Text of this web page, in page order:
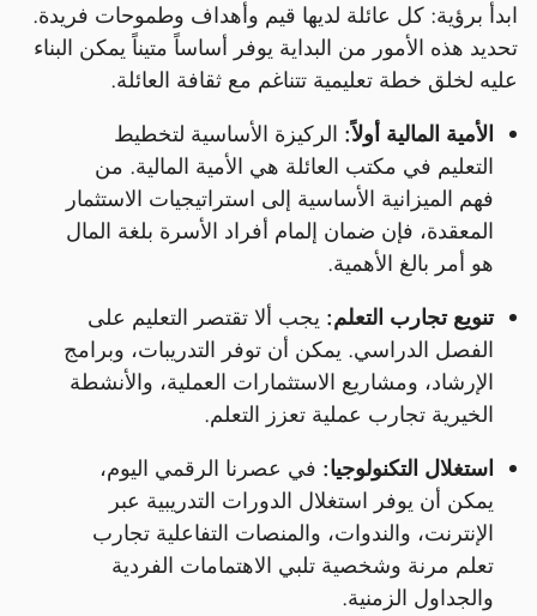
ابدأ برؤية: كل عائلة لديها قيم وأهداف وطموحات فريدة.
تحديد هذه الأمور من البداية يوفر أساساً متيناً يمكن البناء
عليه لخلق خطة تعليمية تتناغم مع ثقافة العائلة.
الأمية المالية أولاً: الركيزة الأساسية لتخطيط
التعليم في مكتب العائلة هي الأمية المالية. من
فهم الميزانية الأساسية إلى استراتيجيات الاستثمار
المعقدة، فإن ضمان إلمام أفراد الأسرة بلغة المال
هو أمر بالغ الأهمية.
تنويع تجارب التعلم: يجب ألا تقتصر التعليم على
الفصل الدراسي. يمكن أن توفر التدريبات، وبرامج
الإرشاد، ومشاريع الاستثمارات العملية، والأنشطة
الخيرية تجارب عملية تعزز التعلم.
استغلال التكنولوجيا: في عصرنا الرقمي اليوم،
يمكن أن يوفر استغلال الدورات التدريبية عبر
الإنترنت، والندوات، والمنصات التفاعلية تجارب
تعلم مرنة وشخصية تلبي الاهتمامات الفردية
والجداول الزمنية.